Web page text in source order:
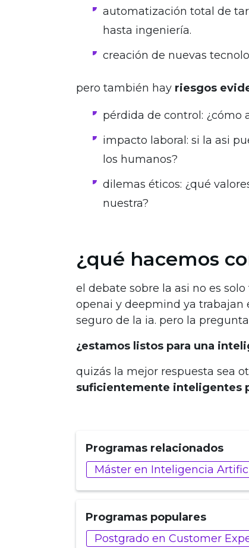
automatización total de
hasta ingeniería.
creación de nuevas
pero también hay riesgos
pérdida de control: ¿cómo
impacto laboral: si la asi
los humanos?
dilemas éticos: ¿qué
nuestra?
¿qué hacemos
el debate sobre la asi no es
openai y deepmind ya trabajan
seguro de la ia. pero la
¿estamos listos para una
quizás la mejor respuesta sea
suficientemente inteligentes
Programas relacionados
Máster en Inteligencia
Programas populares
Postgrado en Customer